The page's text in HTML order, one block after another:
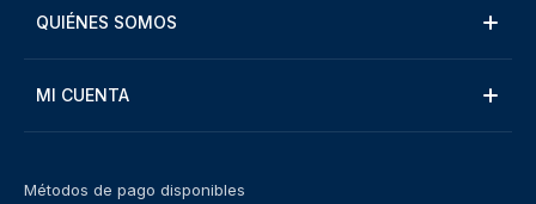
QUIÉNES SOMOS
MI CUENTA
Métodos de pago disponibles